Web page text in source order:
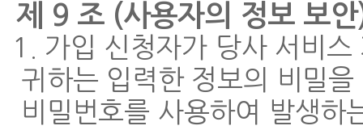
제 9 조 (사용자의 정보 보
1. 가입 신청자가 당사 서비
귀하는 입력한 정보의 비밀
비밀번호를 사용하여 발생하